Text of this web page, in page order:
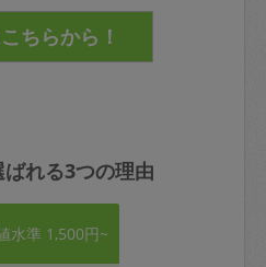
れる3つの理由
水準 1,500円~